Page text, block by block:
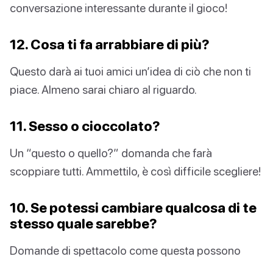
conversazione interessante durante il gioco!
12. Cosa ti fa arrabbiare di più?
Questo darà ai tuoi amici un’idea di ciò che non ti
piace. Almeno sarai chiaro al riguardo.
11. Sesso o cioccolato?
Un “questo o quello?” domanda che farà
scoppiare tutti. Ammettilo, è così difficile scegliere!
10. Se potessi cambiare qualcosa di te
stesso quale sarebbe?
Domande di spettacolo come questa possono